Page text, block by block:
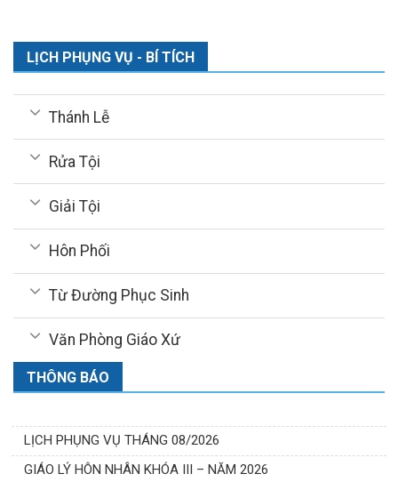
LỊCH PHỤNG VỤ - BÍ TÍCH
Thánh Lễ
Rửa Tội
Giải Tội
Hôn Phối
Từ Đường Phục Sinh
Văn Phòng Giáo Xứ
THÔNG BÁO
LỊCH PHỤNG VỤ THÁNG 08/2026
GIÁO LÝ HÔN NHÂN KHÓA III – NĂM 2026